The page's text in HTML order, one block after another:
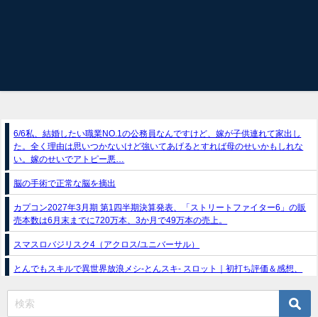
6/6私、結婚したい職業NO.1の公務員なんですけど、嫁が子供連れて家出し
た。全く理由は思いつかないけど強いてあげるとすれば母のせいかもしれな
い。嫁のせいでアトピー悪…
脳の手術で正常な脳を摘出
カプコン2027年3月期 第1四半期決算発表、「ストリートファイター6」の販
売本数は6月末までに720万本、3か月で49万本の売上。
スマスロバジリスク4（アクロス/ユニバーサル）
とんでもスキルで異世界放浪メシ-とんスキ- スロット｜初打ち評価＆感想、
e獣王-獅子の一撃-｜スペック・攻略情報